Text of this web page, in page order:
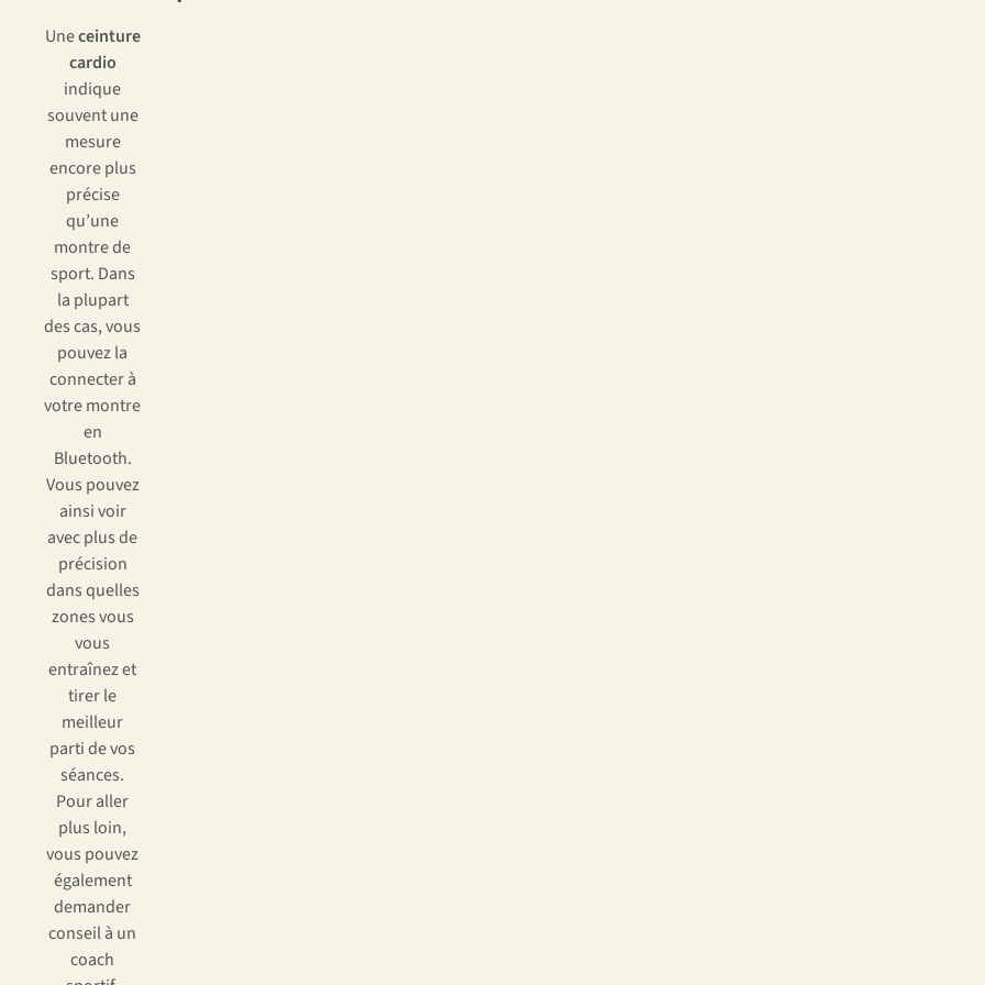
Uneceinture
cardio
indique
souvent une
mesure
encore plus
précise
qu’une
montre de
sport. Dans
la plupart
des cas, vous
pouvez la
connecter à
votre montre
en
Bluetooth.
Vous pouvez
ainsi voir
avec plus de
précision
dans quelles
zones vous
vous
entraînez et
tirer le
meilleur
parti de vos
séances.
Pour aller
plus loin,
vous pouvez
également
demander
conseil à un
coach